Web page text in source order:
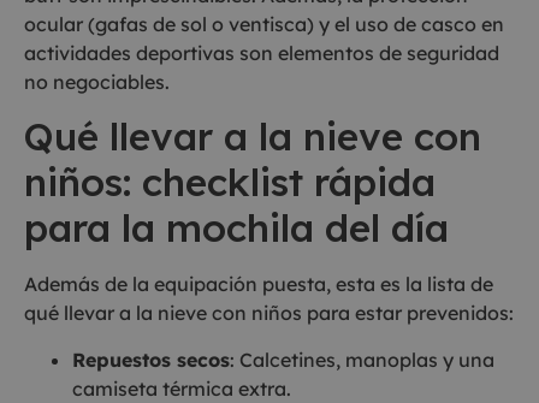
ocular (gafas de sol o ventisca) y el uso de casco en
actividades deportivas son elementos de seguridad
no negociables.
Qué llevar a la nieve con
niños: checklist rápida
para la mochila del día
Además de la equipación puesta, esta es la lista de
qué llevar a la nieve con niños para estar prevenidos:
Repuestos secos: Calcetines, manoplas y una
camiseta térmica extra.